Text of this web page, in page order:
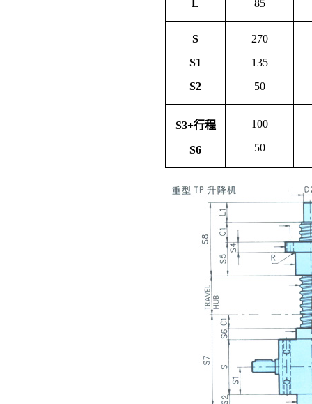
L
85
S
S1
S2
270
135
50
S3+行程
S6
100
50